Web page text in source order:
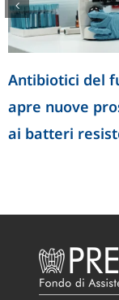
Antibiotici del
apre nuove
ai batteri